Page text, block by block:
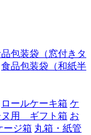
包装袋（窓付きタ
食品包装袋（和紙半
ロールケーキ箱 ケ
ヌ用 ギフト箱 お
ージ箱 丸箱・紙管